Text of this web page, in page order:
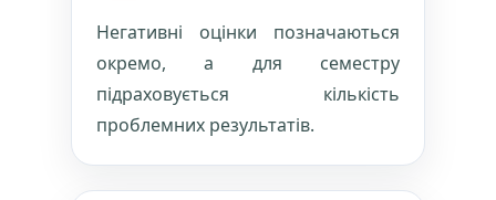
Негативні оцінки позначаються
окремо, а для семестру
підраховується кількість
проблемних результатів.